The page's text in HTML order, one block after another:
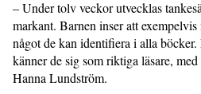
– Under tolv veckor utvecklas
markant. Barnen inser att
något de kan identifiera i alla
känner de sig som riktiga läsare,
Hanna Lundström.